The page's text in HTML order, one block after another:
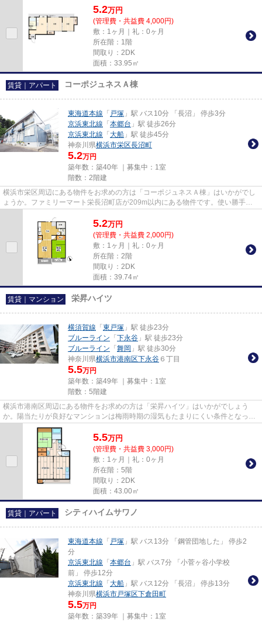
5.2万円
(管理費・共益費 4,000円)
敷：1ヶ月｜礼：0ヶ月
所在階：1階
間取り：2DK
面積：33.95㎡
賃貸｜アパート コーポジュネスＡ棟
東海道本線 「 戸塚 」駅 バス10分 「長沼」 停歩3分
京浜東北線 「 本郷台 」駅 徒歩26分
京浜東北線 「 大船 」駅 徒歩45分
神奈川県横浜市栄区長沼町
5.2万円
築年数：築40年 ｜募集中： 1室
階数：2階建
横浜市栄区周辺にある物件をお求めの方は「コーポジュネスＡ棟」はいかがでし
ょうか。ファミリーマート栄長沼町店が209m以内にある物件です。使い勝手の
5.2万円
(管理費・共益費 2,000円)
敷：1ヶ月｜礼：0ヶ月
所在階：2階
間取り：2DK
面積：39.74㎡
賃貸｜マンション 栄昇ハイツ
横須賀線 「 東戸塚 」駅 徒歩23分
ブルーライン 「 下永谷 」駅 徒歩23分
ブルーライン 「 舞岡 」駅 徒歩30分
神奈川県横浜市港南区下永谷 ６丁目
5.5万円
築年数：築49年 ｜募集中： 1室
階数：5階建
横浜市港南区周辺にある物件をお求めの方は「栄昇ハイツ」はいかがでしょう
か。陽当たりが良好なマンションは梅雨時期の湿気もたまりにくい条件となって
います。こちらの物件はマンシ...
5.5万円
(管理費・共益費 3,000円)
敷：1ヶ月｜礼：0ヶ月
所在階：5階
間取り：2DK
面積：43.00㎡
賃貸｜アパート シティハイムサワノ
東海道本線 「 戸塚 」駅 バス13分 「鋼管団地した」 停歩2
分
京浜東北線 「 本郷台 」駅 バス7分 「小菅ヶ谷小学校
前」 停歩12分
京浜東北線 「 大船 」駅 バス12分 「長沼」 停歩13分
神奈川県横浜市戸塚区下倉田町
5.5万円
築年数：築39年 ｜募集中： 1室